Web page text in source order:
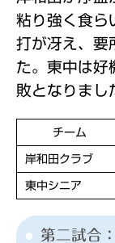
粘り強く食ら
打が冴え、要
た。東中は好
敗となりまし
チーム
岸和田クラブ
東中シニア
第二試合